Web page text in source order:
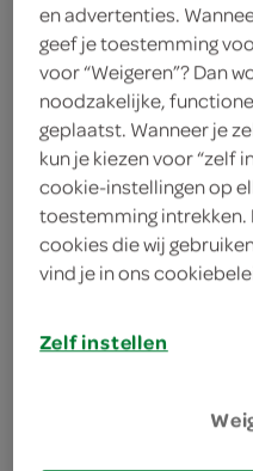
Let op: aanbiedingen
producten, maar
verwerkt in de
en advertenties.
geef je toestemming
voor “Weigeren”? Dan
noodzakelijke,
geplaatst. Wanneer je
kun je kiezen voor “zelf
cookie-instellingen op
toestemming
cookies die wij
vind je in ons
Zelf instellen